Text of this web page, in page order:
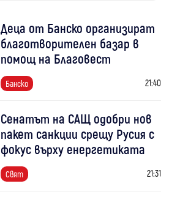
Деца от Банско организират
благотворителен базар в
помощ на Благовест
Банско 21:40
Сенатът на САЩ одобри нов
пакет санкции срещу Русия с
фокус върху енергетиката
Свят 21:31